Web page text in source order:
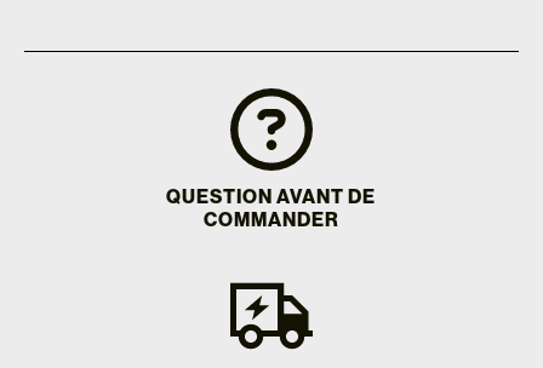
QUESTION AVANT DE
COMMANDER